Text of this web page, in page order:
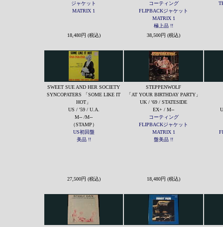
ジャケット
MATRIX 1
コーティング
FLIPBACKジャケット
MATRIX 1
極上品 !!
18,480円 (税込) 38,500円 (税込)
SWEET SUE AND HER SOCIETY
SYNCOPATERS 「SOME LIKE IT
HOT」
US / '59 / U.A.
M-- /M--
（STAMP）
US初回盤
美品 !!
STEPPENWOLF
「AT YOUR BIRTHDAY PARTY」
UK / '69 / STATESIDE
EX+ / M--
コーティング
FLIPBACKジャケット
MATRIX 1
盤美品 !!
27,500円 (税込) 18,480円 (税込)